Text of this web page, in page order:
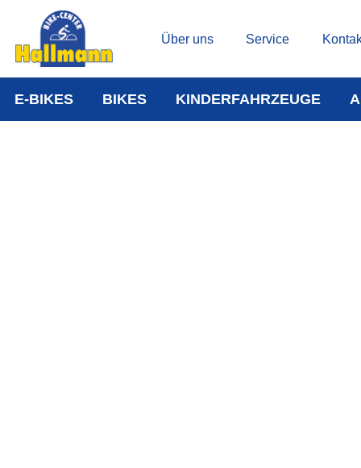
Über uns Service
E-BIKES BIKES KINDERFAHRZEUGE